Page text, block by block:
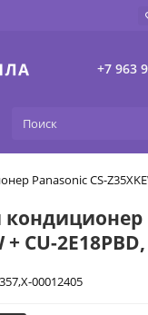
+7 963
Panasonic CS-
+ CU-
00012405